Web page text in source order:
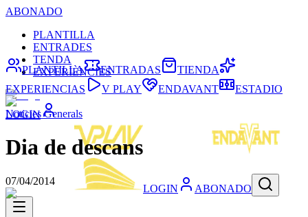
ABONADO
PLANTILLA
ENTRADES
TENDA
EXPERIÈNCIES
LOGIN
LOGIN ABONADO
PLANTILLA ENTRADAS
TIENDA
EXPERIENCIAS
V PLAY ENDAVANT ESTADIO
Noticies Generals
Dia de descans
07/04/2014